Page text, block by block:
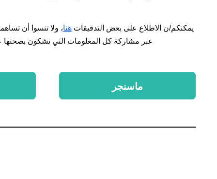
يمكنكم/ن الاطلاع على بعض التدقيقاتهنا، ولا تنسوا أن
عبر مشاركة كل المعلومات التي تشكون
ماسنجر